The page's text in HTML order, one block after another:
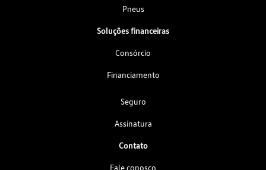
Pneus
Soluções financeiras
Consórcio
Financiamento
Seguro
Assinatura
Contato
Fale conosco